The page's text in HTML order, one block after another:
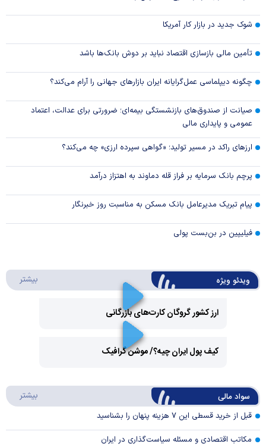
شوک جدید در بازار کار آمریکا
تأمین مالی بازسازی اقتصاد نباید بر دوش بانک‌ها باشد
چگونه دیپلماسی عمل‌گرایانه ایران بازار‌های جهانی را آرام می‌کند؟
صیانت از صندوق‌های بازنشستگی بیمه‌ای؛ ضرورتی برای عدالت، اعتماد
عمومی و پایداری مالی
ارزهای راکد در مسیر تولید؛ «گواهی سپرده ارزی» چه می‌کند؟
پرچم بانک سرمایه بر فراز قله دماوند به اهتزاز درآمد
پیام تبریک مدیرعامل بانک مسکن به مناسبت روز خبرنگار
فیلیپین در بن‌بست پولی
ویدئو ویژه بیشتر
ارز کشور گروگان کارت‌های بازرگانی
Video
کیف پول ایران چیه؟/ موشن گرافیک
سواد مالی بیشتر
قبل از خرید قسطی این ۷ هزینه پنهان را بشناسید
مکاتب اقتصادی و مسئله سیاست‌گذاری در ایران